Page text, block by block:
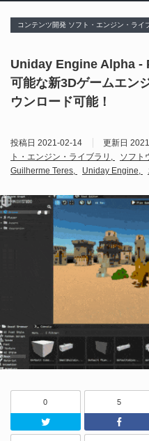
コンテンツ開発 ソフト・エンジン・ライ
Uniday Engine Alpha -
可能な新3Dゲームエン
ウンロード可能！
投稿日 2021-02-14 更新日
ト・エンジン・ライブラリ
ソフト
Guilherme Teres
Uniday Engine
0
Twitter
5